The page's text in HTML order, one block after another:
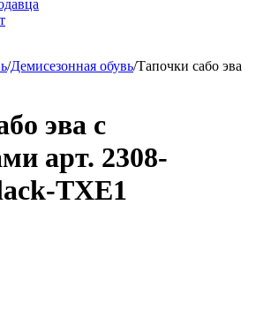
/Демисезонная обувь/Тапочки сабо эва
эва с
арт. 2308-
TXE1